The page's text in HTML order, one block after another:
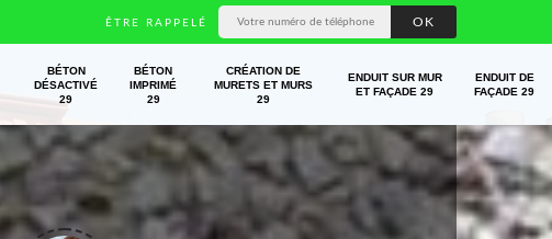
ÊTRE RAPPELÉ
BÉTON
DÉSACTIVÉ
29
BÉTON
IMPRIMÉ
29
CRÉATION DE
MURETS ET MURS
29
ENDUIT SUR MUR
ET FAÇADE 29
ENDUIT DE
FAÇADE 29